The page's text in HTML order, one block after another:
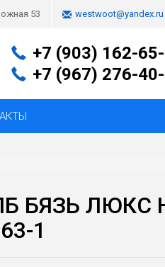
53 westwoot@yandex.ru
+7 (903) 162-
+7 (967) 276-
БЯЗЬ ЛЮКС
1